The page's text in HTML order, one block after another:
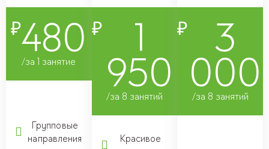
₽480
/за 1 занятие
Групповые
направления
₽ 1
950
/за 8 занятий
Красивое
₽ 3
000
/за 8 занятий